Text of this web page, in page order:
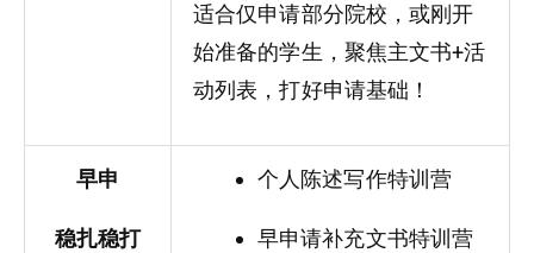
适合仅申请部分院校，或刚开
始准备的学生，聚焦主文书+活
动列表，打好申请基础！
早申
稳扎稳打
个人陈述写作特训营
早申请补充文书特训营